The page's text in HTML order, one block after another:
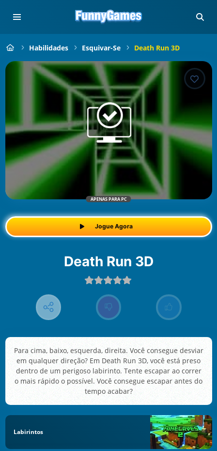
Habilidades Esquivar-Se Death Run 3D
APENAS PARA PC
Jogue Agora
Death Run 3D
Para cima, baixo, esquerda, direita. Você consegue desviar
em qualquer direção? Em Death Run 3D, você está preso
dentro de um perigoso labirinto. Tente escapar ao correr
o mais rápido o possível. Você consegue escapar antes do
tempo acabar?
Labirintos